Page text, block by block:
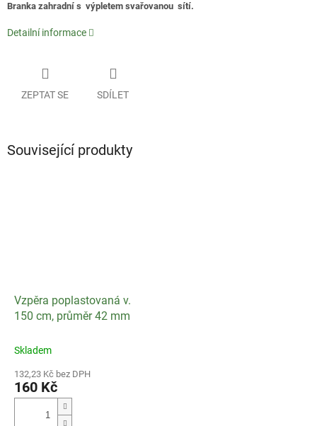
Branka zahradní s výpletem svařovanou sítí.
Detailní informace
ZEPTAT SE SDÍLET
Související produkty
Vzpěra poplastovaná v.
150 cm, průměr 42 mm
Skladem
132,23 Kč bez DPH
160 Kč